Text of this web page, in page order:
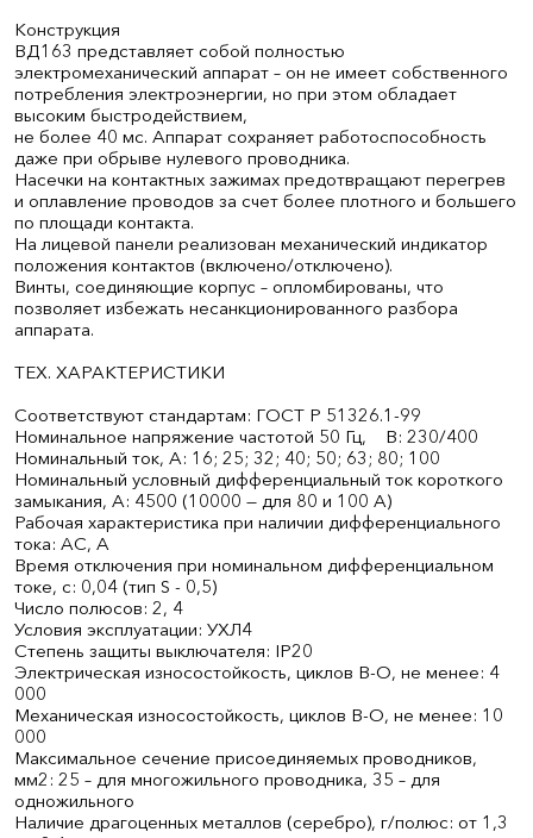
Конструкция
ВД163 представляет собой полностью
электромеханический аппарат – он не имеет собственного
потребления электроэнергии, но при этом обладает
высоким быстродействием,
не более 40 мс. Аппарат сохраняет работоспособность
даже при обрыве нулевого проводника.
Насечки на контактных зажимах предотвращают перегрев
и оплавление проводов за счет более плотного и большего
по площади контакта.
На лицевой панели реализован механический индикатор
положения контактов (включено/отключено).
Винты, соединяющие корпус – опломбированы, что
позволяет избежать несанкционированного разбора
аппарата.
ТЕХ. ХАРАКТЕРИСТИКИ
Соответствуют стандартам: ГОСТ Р 51326.1-99
Номинальное напряжение частотой 50 Гц, В: 230/400
Номинальный ток, А: 16; 25; 32; 40; 50; 63; 80; 100
Номинальный условный дифференциальный ток короткого
замыкания, А: 4500 (10000 — для 80 и 100 А)
Рабочая характеристика при наличии дифференциального
тока: AС, А
Время отключения при номинальном дифференциальном
токе, с: 0,04 (тип S - 0,5)
Число полюсов: 2, 4
Условия эксплуатации: УХЛ4
Степень защиты выключателя: IP20
Электрическая износостойкость, циклов В-О, не менее: 4
000
Механическая износостойкость, циклов В-О, не менее: 10
000
Максимальное сечение присоединяемых проводников,
мм2: 25 – для многожильного проводника, 35 – для
одножильного
Наличие драгоценных металлов (серебро), г/полюс: от 1,3